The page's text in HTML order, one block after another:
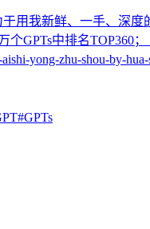
用我新鲜、一手、深
个GPTs中排名
yong-zhu-shou-by-hua-
#GPTs